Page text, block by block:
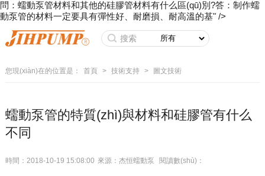
問：蠕動泵管材料和其他的硅膠管材料有什么區(qū)別?答：制作蠕
動泵管的材料一定要具有彈性好、耐磨損、耐高溫的基" />
您現(xiàn)在的位置是： 首頁 > 技術支持 > 圖文技術
蠕動泵管的特質(zhì)與材料和硅膠管有什么
不同
時間：2018-10-19 15:08:00 來源：杰恒蠕動泵 閱讀數(shù)：